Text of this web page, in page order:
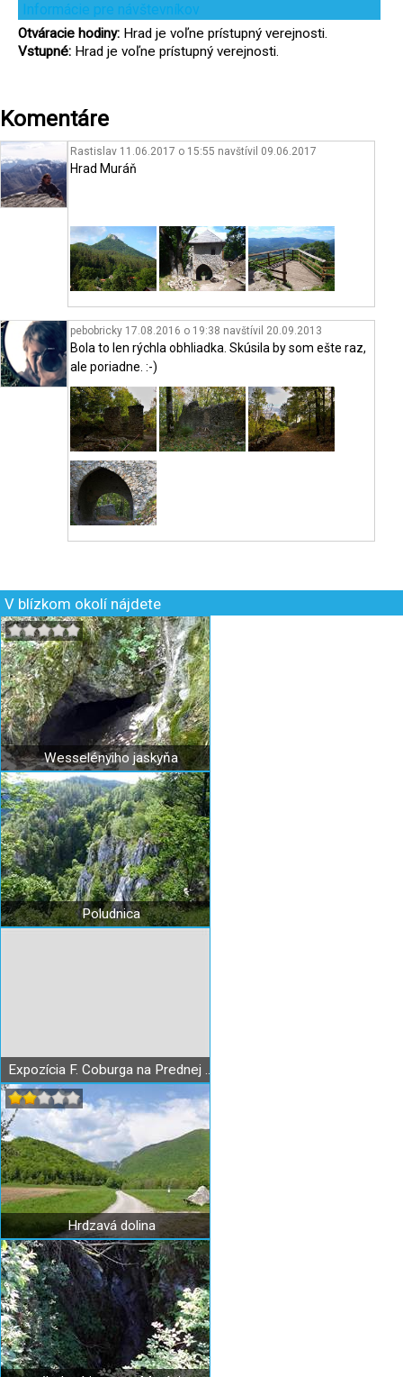
Informácie pre návštevníkov
Otváracie hodiny: Hrad je voľne prístupný verejnosti.
Vstupné: Hrad je voľne prístupný verejnosti.
Komentáre
Rastislav 11.06.2017 o 15:55 navštívil 09.06.2017
Hrad Muráň
pebobricky 17.08.2016 o 19:38 navštívil 20.09.2013
Bola to len rýchla obhliadka. Skúsila by som ešte raz,
ale poriadne. :-)
V blízkom okolí nájdete
Wesselényiho jaskyňa
Poludnica
Expozícia F. Coburga na Prednej Hore
Hrdzavá dolina